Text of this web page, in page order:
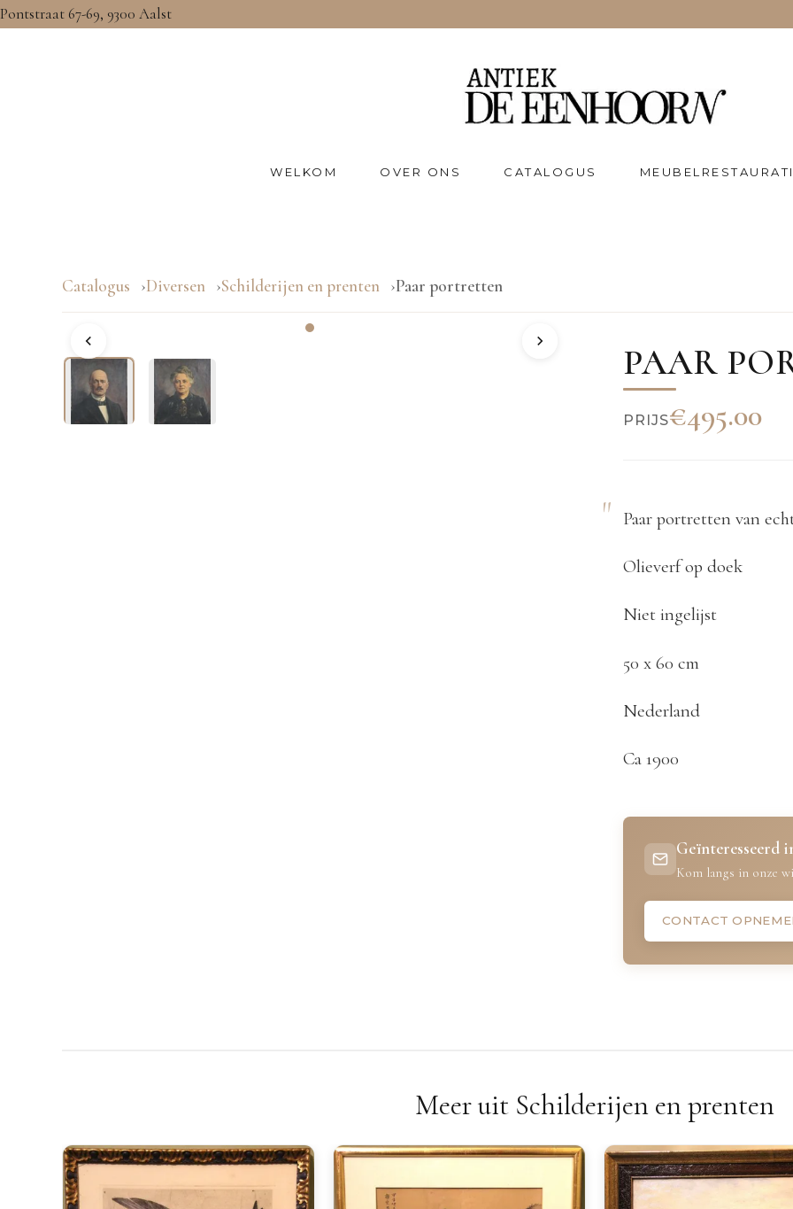
Pontstraat 67-69, 9300 Aalst
WELKOM OVER ONS CATALOGUS
Catalogus Diversen Schilderijen en prenten Paar portretten
PAAR
PRIJS€495.00
Paar portretten van
Olieverf op doek
Niet ingelijst
50 x 60 cm
Nederland
Ca 1900
Geïnteresseerd
Kom langs in onze
CONTACT
Meer uit Schilderijen en prenten